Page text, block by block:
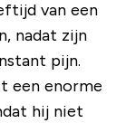
van een
nadat zijn
pijn.
een enorme
hij niet